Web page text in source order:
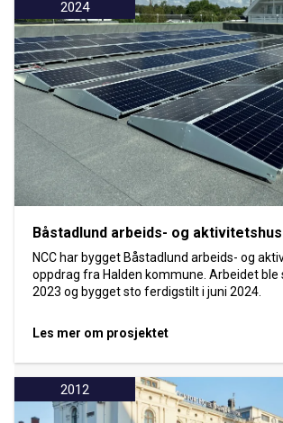
2024
Båstadlund arbeids- og aktivitetshus
NCC har bygget Båstadlund arbeids- og
oppdrag fra Halden kommune. Arbeidet ble
2023 og bygget sto ferdigstilt i juni 2024.
Les mer om prosjektet
2012